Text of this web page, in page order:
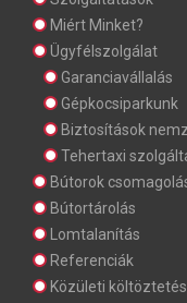
Miért Minket?
Ügyfélszolgálat
Garanciavállalás
Gépkocsiparkunk
Biztosítások
Tehertaxi
Bútorok
Bútortárolás
Lomtalanítás
Referenciák
Közületi költöztetés